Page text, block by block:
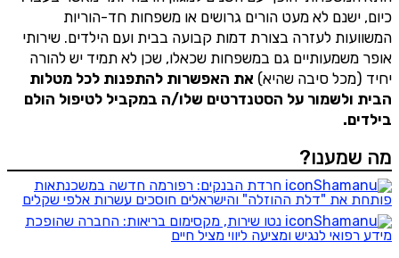
כיום, ישנם לא מעט הורים גרושים או משפחות חד-הוריות
המשוועות לעזרה בצורת דמות קבועה בבית ועם הילדים. שירותי
אופר משמעותיים גם במשפחות שכאלו, שכן לא תמיד יש להורה
יחיד (מכל סיבה שהיא) את האפשרות להתפנות לכל מטלות
הבית ולשמור על הסטנדרטים שלו/ה במקביל לטיפול הולם
בילדים.
מה שמענו?
חרדת הבנקים: רפורמה חדשה במשכנתאות
פותחת את "דלת ההוזלה" והישראלים חוסכים עשרות אלפי שקלים
נטו שירות, מקסימום בריאות: החברה שהופכת
מידע רפואי לנגיש ומציעה ליווי מציל חיים